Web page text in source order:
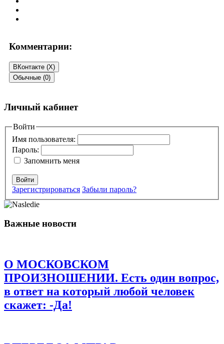
Комментарии:
ВКонтакте (X)
Обычные (0)
Добавить комментарий
Ваш адрес email не будет опубликован. Обязательные поля
помечены
Комментарий
Сайт
Сохранить моё имя, email и адрес сайта в этом браузере для
последующих моих комментариев.
Личный кабинет
Войти
Имя пользователя:
Пароль:
Запомнить меня
Войти
Зарегистрироваться Забыли пароль?
Важные новости
О МОСКОВСКОМ
ПРОИЗНОШЕНИИ. Есть один вопрос,
в ответ на который любой человек
скажет: -Да!